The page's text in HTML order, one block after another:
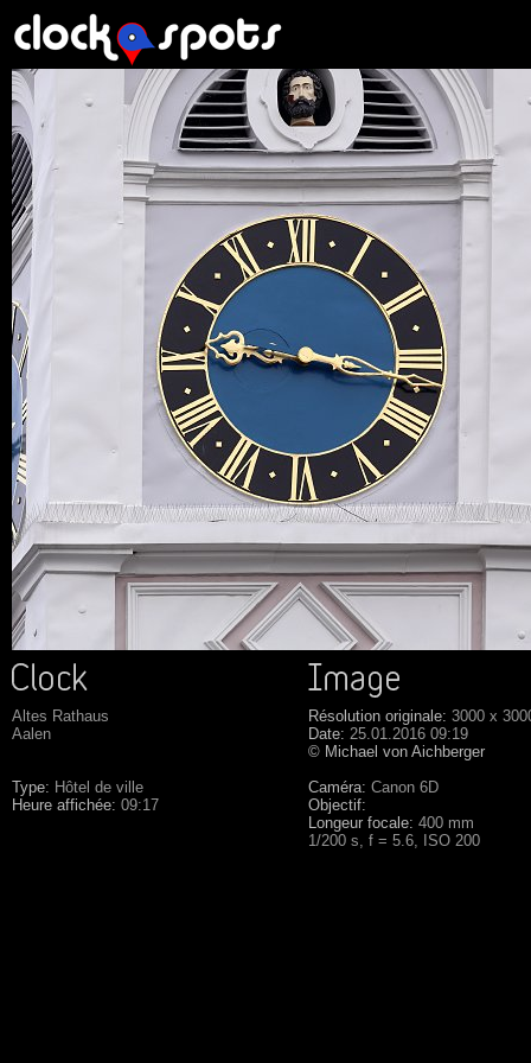
Altes Rathaus
Aalen
Type: Hôtel de ville
Heure affichée: 09:17
Résolution originale: 3000 x
Date: 25.01.2016 09:19
© Michael von Aichberger
Caméra: Canon 6D
Objectif:
Longeur focale: 400 mm
1/200 s, f = 5.6, ISO 200